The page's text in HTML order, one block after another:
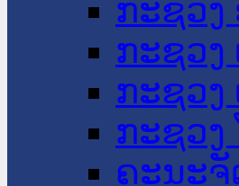
ກະຊວງ
ກະຊວງ
ກະຊວງ
ກະຊວງ
ຄະນະຈັ